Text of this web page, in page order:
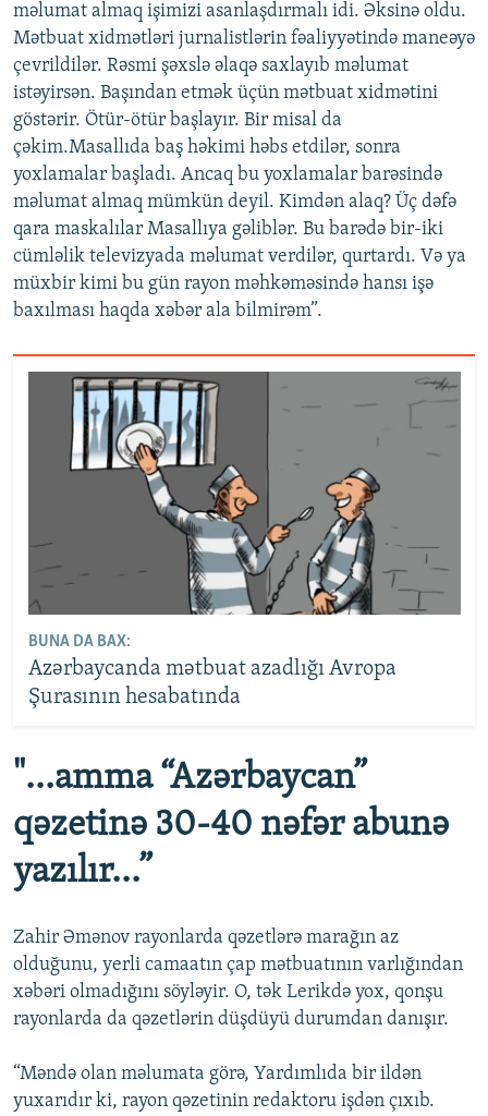
məlumat almaq işimizi asanlaşdırmalı idi. Əksinə oldu.
Mətbuat xidmətləri jurnalistlərin fəaliyyətində maneəyə
çevrildilər. Rəsmi şəxslə əlaqə saxlayıb məlumat
istəyirsən. Başından etmək üçün mətbuat xidmətini
göstərir. Ötür-ötür başlayır. Bir misal da
çəkim.Masallıda baş həkimi həbs etdilər, sonra
yoxlamalar başladı. Ancaq bu yoxlamalar barəsində
məlumat almaq mümkün deyil. Kimdən alaq? Üç dəfə
qara maskalılar Masallıya gəliblər. Bu barədə bir-iki
cümləlik televizyada məlumat verdilər, qurtardı. Və ya
müxbir kimi bu gün rayon məhkəməsində hansı işə
baxılması haqda xəbər ala bilmirəm”.
BUNA DA BAX:
Azərbaycanda mətbuat azadlığı Avropa
Şurasının hesabatında
"...amma “Azərbaycan”
qəzetinə 30-40 nəfər abunə
yazılır...”
Zahir Əmənov rayonlarda qəzetlərə marağın az
olduğunu, yerli camaatın çap mətbuatının varlığından
xəbəri olmadığını söyləyir. O, tək Lerikdə yox, qonşu
rayonlarda da qəzetlərin düşdüyü durumdan danışır.
“Məndə olan məlumata görə, Yardımlıda bir ildən
yuxarıdır ki, rayon qəzetinin redaktoru işdən çıxıb.